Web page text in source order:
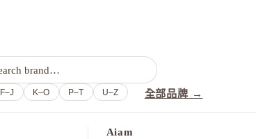
F–J K–O P–T U–Z 全部品牌 →
Aiam